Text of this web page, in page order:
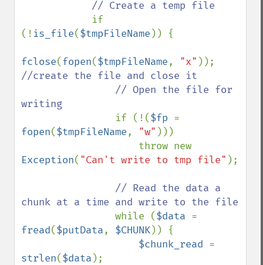
// Create a temp file
if
(! is_file($tmpFileName )) {
fclose(fopen($tmpFileName, "x"
//create the file and close it
writing
if (!($fp
fopen($tmpFileName, "w" )))
Exception( "Can't write to tmp file" );
// Read the data a
chunk at a time and write to the file
while ($data
fread($putData, $CHUNK)) {
$chunk_read
strlen($data );